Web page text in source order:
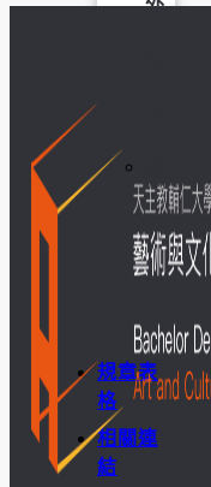
外
談
照
片
規章表
格
相關連
結